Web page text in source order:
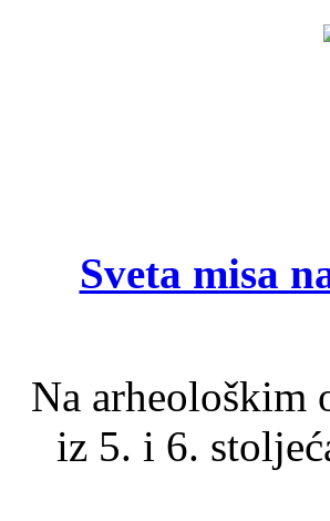
Sveta misa
Na arheološkim
iz 5. i 6.